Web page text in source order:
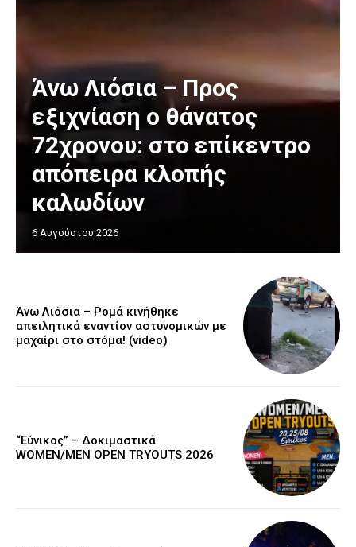
Άνω Λιόσια – Προς
εξιχνίαση ο θάνατος
72χρονου: στο επίκεντρο
απόπειρα κλοπής
καλωδίων
6 Αυγούστου 2026
Άνω Λιόσια – Ρομά κινήθηκε
απειλητικά εναντίον αστυνομικών με
μαχαίρι στο στόμα! (video)
“Εύνικος” – Δοκιμαστικά
WOMEN/MEN OPEN TRYOUTS 2026